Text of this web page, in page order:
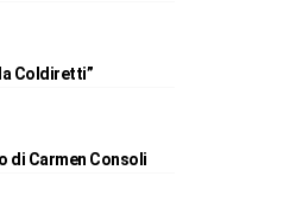
Coldiretti”
di Carmen Consoli